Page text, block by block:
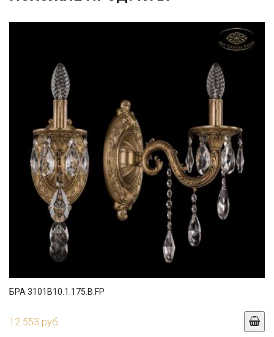
БРА 3101B10.1.175.B.FP
12 553 руб.